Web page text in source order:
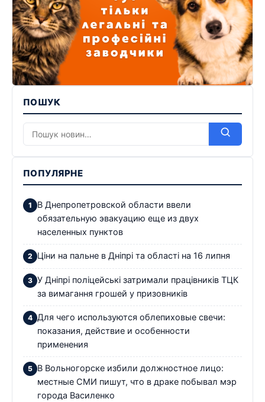
ПОШУК
ПОПУЛЯРНЕ
В Днепропетровской области ввели
обязательную эвакуацию еще из двух
населенных пунктов
Ціни на пальне в Дніпрі та області на 16 липня
У Дніпрі поліцейські затримали працівників ТЦК
за вимагання грошей у призовників
Для чего используются облепиховые свечи:
показания, действие и особенности
применения
В Вольногорске избили должностное лицо:
местные СМИ пишут, что в драке побывал мэр
города Василенко